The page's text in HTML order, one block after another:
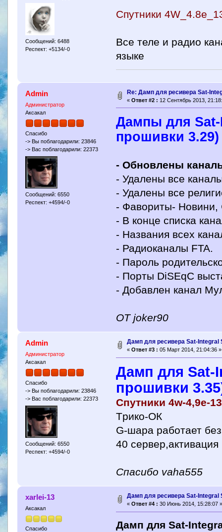
Сообщений: 6488
Респект: +5134/-0
Спутники
Все теле и радио
языке
Admin
Администратор
Аксакал
Спасибо
-> Вы поблагодарили: 23846
-> Вас поблагодарили: 22373
Сообщений: 6550
Респект: +4594/-0
Re: Дамп для ресивера Sat-
« Ответ #2 : 12 Сентябрь 2013,
Дампы для Sat-
прошивки 3.29)
- Обновлены
- Удалены все
- Удалены все
- Фавориты- Новини,
- В конце списка
- Названия всех
- Радиоканалы FTA.
- Пароль
- Порты DiSEqC
- Добавлен канал
OT joker90
Admin
Администратор
Аксакал
Спасибо
-> Вы поблагодарили: 23846
-> Вас поблагодарили: 22373
Сообщений: 6550
Респект: +4594/-0
Дамп для ресивера Sat-Integral
« Ответ #3 : 05 Март 2014, 21:04:36 »
Дамп для Sat-
прошивки
Спутники 4w-4,9e-
Tрико-ОК
G-шара работает
40
Спасибо vaha555
xarlei-13
Аксакал
Спасибо
Дамп для ресивера Sat-Integral
« Ответ #4 : 30 Июнь 2014, 15:28:07 »
Дамп для Sat-